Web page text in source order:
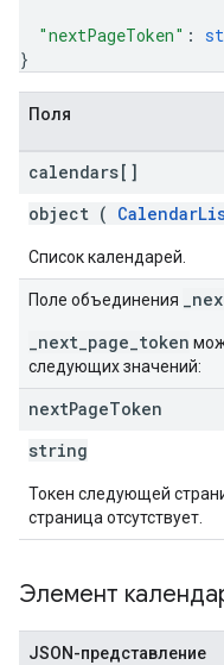
"nextPageToken" :
}
Поля
calendars[]
object (
Список календарей.
Поле объединения
_next_page_token
следующих значений:
nextPageToken
string
Токен следующей
страница отсутствует.
Элемент
JSON-представление